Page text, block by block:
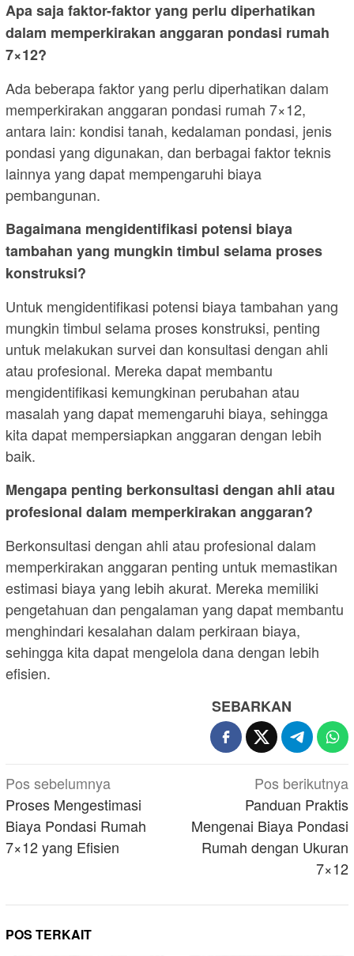
Apa saja faktor-faktor yang perlu diperhatikan
dalam memperkirakan anggaran pondasi rumah
7×12?
Ada beberapa faktor yang perlu diperhatikan dalam
memperkirakan anggaran pondasi rumah 7×12,
antara lain: kondisi tanah, kedalaman pondasi, jenis
pondasi yang digunakan, dan berbagai faktor teknis
lainnya yang dapat mempengaruhi biaya
pembangunan.
Bagaimana mengidentifikasi potensi biaya
tambahan yang mungkin timbul selama proses
konstruksi?
Untuk mengidentifikasi potensi biaya tambahan yang
mungkin timbul selama proses konstruksi, penting
untuk melakukan survei dan konsultasi dengan ahli
atau profesional. Mereka dapat membantu
mengidentifikasi kemungkinan perubahan atau
masalah yang dapat memengaruhi biaya, sehingga
kita dapat mempersiapkan anggaran dengan lebih
baik.
Mengapa penting berkonsultasi dengan ahli atau
profesional dalam memperkirakan anggaran?
Berkonsultasi dengan ahli atau profesional dalam
memperkirakan anggaran penting untuk memastikan
estimasi biaya yang lebih akurat. Mereka memiliki
pengetahuan dan pengalaman yang dapat membantu
menghindari kesalahan dalam perkiraan biaya,
sehingga kita dapat mengelola dana dengan lebih
efisien.
SEBARKAN
Navigasi
pos
Pos sebelumnya
Proses Mengestimasi
Biaya Pondasi Rumah
7×12 yang Efisien
Pos berikutnya
Panduan Praktis
Mengenai Biaya Pondasi
Rumah dengan Ukuran
7×12
POS TERKAIT